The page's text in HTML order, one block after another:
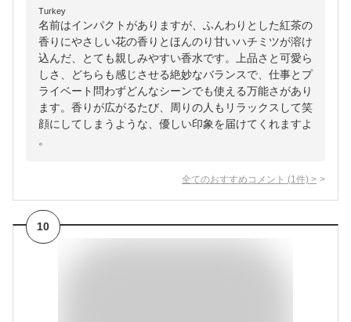
Turkey
名前はインパクトがありますが、ふんわりとした紅茶の
香りにやさしい花の香りとほんのり甘いハチミツが溶け
込んだ、とても親しみやすい香水です。上品さと可愛ら
しさ、どちらも感じさせる絶妙なバランスで、仕事とプ
ライベート問わずどんなシーンでも使える万能さがあり
ます。香りが広がるたび、周りの人もリラックスして笑
顔にしてしまうような、優しい印象を届けてくれますよ
。
全てのおすすめコメント (1 件) >
10